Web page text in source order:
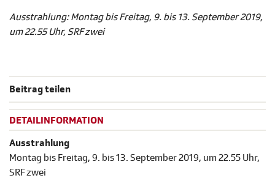
Ausstrahlung: Montag bis Freitag, 9. bis 13. September 2019,
um 22.55 Uhr, SRF zwei
Beitrag teilen
DETAILINFORMATION
Ausstrahlung
Montag bis Freitag, 9. bis 13. September 2019, um 22.55 Uhr,
SRF zwei